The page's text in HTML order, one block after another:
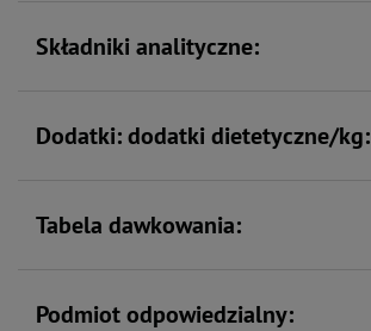
Składniki analityczne:
Dodatki: dodatki dietetyczne/kg:
Tabela dawkowania:
Podmiot odpowiedzialny: